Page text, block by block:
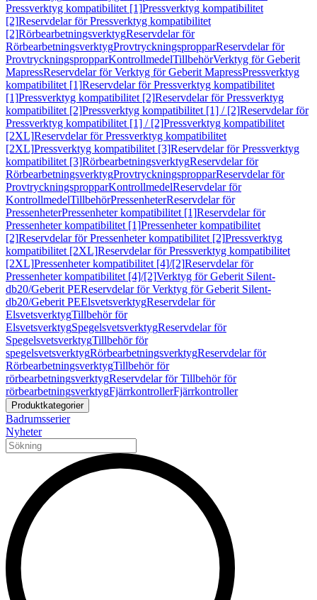
Pressverktyg kompatibilitet [1]Pressverktyg kompatibilitet
[2]Reservdelar för Pressverktyg kompatibilitet
[2]RörbearbetningsverktygReservdelar för
RörbearbetningsverktygProvtryckningspropparReservdelar för
ProvtryckningspropparKontrollmedelTillbehörVerktyg för Geberit
MapressReservdelar för Verktyg för Geberit MapressPressverktyg
kompatibilitet [1]Reservdelar för Pressverktyg kompatibilitet
[1]Pressverktyg kompatibilitet [2]Reservdelar för Pressverktyg
kompatibilitet [2]Pressverktyg kompatibilitet [1] / [2]Reservdelar för
Pressverktyg kompatibilitet [1] / [2]Pressverktyg kompatibilitet
[2XL]Reservdelar för Pressverktyg kompatibilitet
[2XL]Pressverktyg kompatibilitet [3]Reservdelar för Pressverktyg
kompatibilitet [3]RörbearbetningsverktygReservdelar för
RörbearbetningsverktygProvtryckningspropparReservdelar för
ProvtryckningspropparKontrollmedelReservdelar för
KontrollmedelTillbehörPressenheterReservdelar för
PressenheterPressenheter kompatibilitet [1]Reservdelar för
Pressenheter kompatibilitet [1]Pressenheter kompatibilitet
[2]Reservdelar för Pressenheter kompatibilitet [2]Pressverktyg
kompatibilitet [2XL]Reservdelar för Pressverktyg kompatibilitet
[2XL]Pressenheter kompatibilitet [4]/[2]Reservdelar för
Pressenheter kompatibilitet [4]/[2]Verktyg för Geberit Silent-
db20/Geberit PEReservdelar för Verktyg för Geberit Silent-
db20/Geberit PEElsvetsverktygReservdelar för
ElsvetsverktygTillbehör för
ElsvetsverktygSpegelsvetsverktygReservdelar för
SpegelsvetsverktygTillbehör för
spegelsvetsverktygRörbearbetningsverktygReservdelar för
RörbearbetningsverktygTillbehör för
rörbearbetningsverktygReservdelar för Tillbehör för
rörbearbetningsverktygFjärrkontrollerFjärrkontroller
Produktkategorier
Badrumsserier
Nyheter